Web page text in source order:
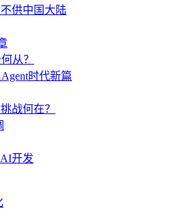
供中国大陆
从？
时代新篇
战何在？
开发